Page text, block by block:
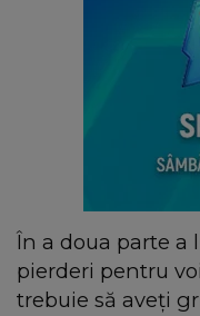
În a doua parte a
pierderi pentru
trebuie să aveți